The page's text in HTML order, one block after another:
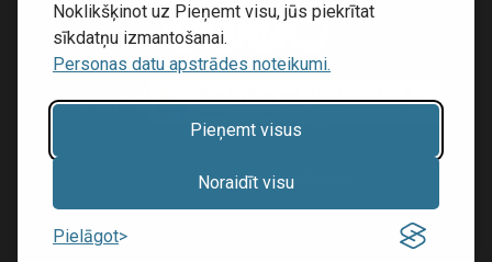
Noklikšķinot uz Pieņemt visu, jūs piekrītat
sīkdatņu izmantošanai.
Personas datu apstrādes noteikumi.
Pieņemt visus
Noraidīt visu
Pielāgot
Mājas lapu izstrāde:Inibrand